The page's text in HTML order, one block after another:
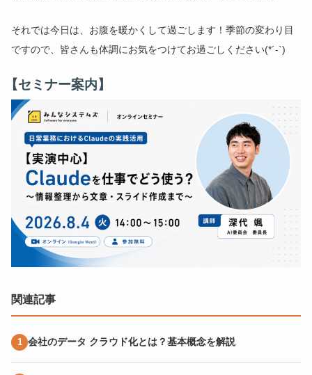
それでは今日は、お腹を暖かくして過ごします！季節の変わり目
ですので、皆さんも体調にお気をつけてお過ごしください(*´-`)
【セミナー案内】
関連記事
会社のデータ クラウド化とは？基本概念を解説